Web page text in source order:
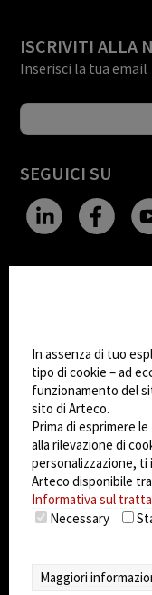
ISCRIVITI ALLA
Inserisci la tua email
SEGUICI SU
Dark Mode
© 2026Arteco
e coordinamento
socio unico)
Partita IVA:
180, 48018
Capitale sociale
privacy-cookie
In assenza di tuo
tipo di cookie – ad
funzionamento del
sito di Arteco.
Prima di esprimere
alla rilevazione di
personalizzazione, ti
Arteco disponibile
Informativa sul
Necessary
Maggiori